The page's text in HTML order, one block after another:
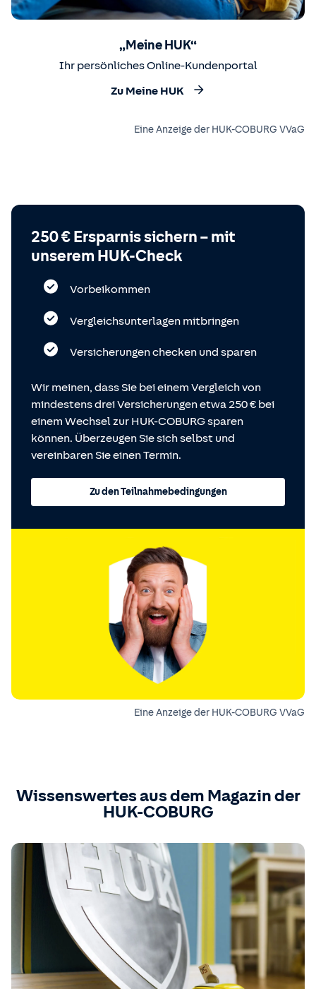
„Meine HUK“
Ihr persönliches Online-Kundenportal
Zu Meine HUK
Eine Anzeige der HUK-COBURG VVaG
250 € Ersparnis sichern – mit
unserem HUK-Check
Vorbeikommen
Vergleichsunterlagen mitbringen
Versicherungen checken und sparen
Wir meinen, dass Sie bei einem Vergleich von
mindestens drei Versicherungen etwa 250 € bei
einem Wechsel zur HUK-COBURG sparen
können. Überzeugen Sie sich selbst und
vereinbaren Sie einen Termin.
Zu den Teilnahmebedingungen
Eine Anzeige der HUK-COBURG VVaG
Wissenswertes aus dem Magazin der
HUK-COBURG